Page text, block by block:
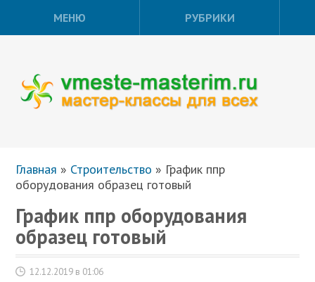
МЕНЮ РУБРИКИ
Главная » Строительство » График ппр
оборудования образец готовый
График ппр оборудования
образец готовый
12.12.2019 в 01:06